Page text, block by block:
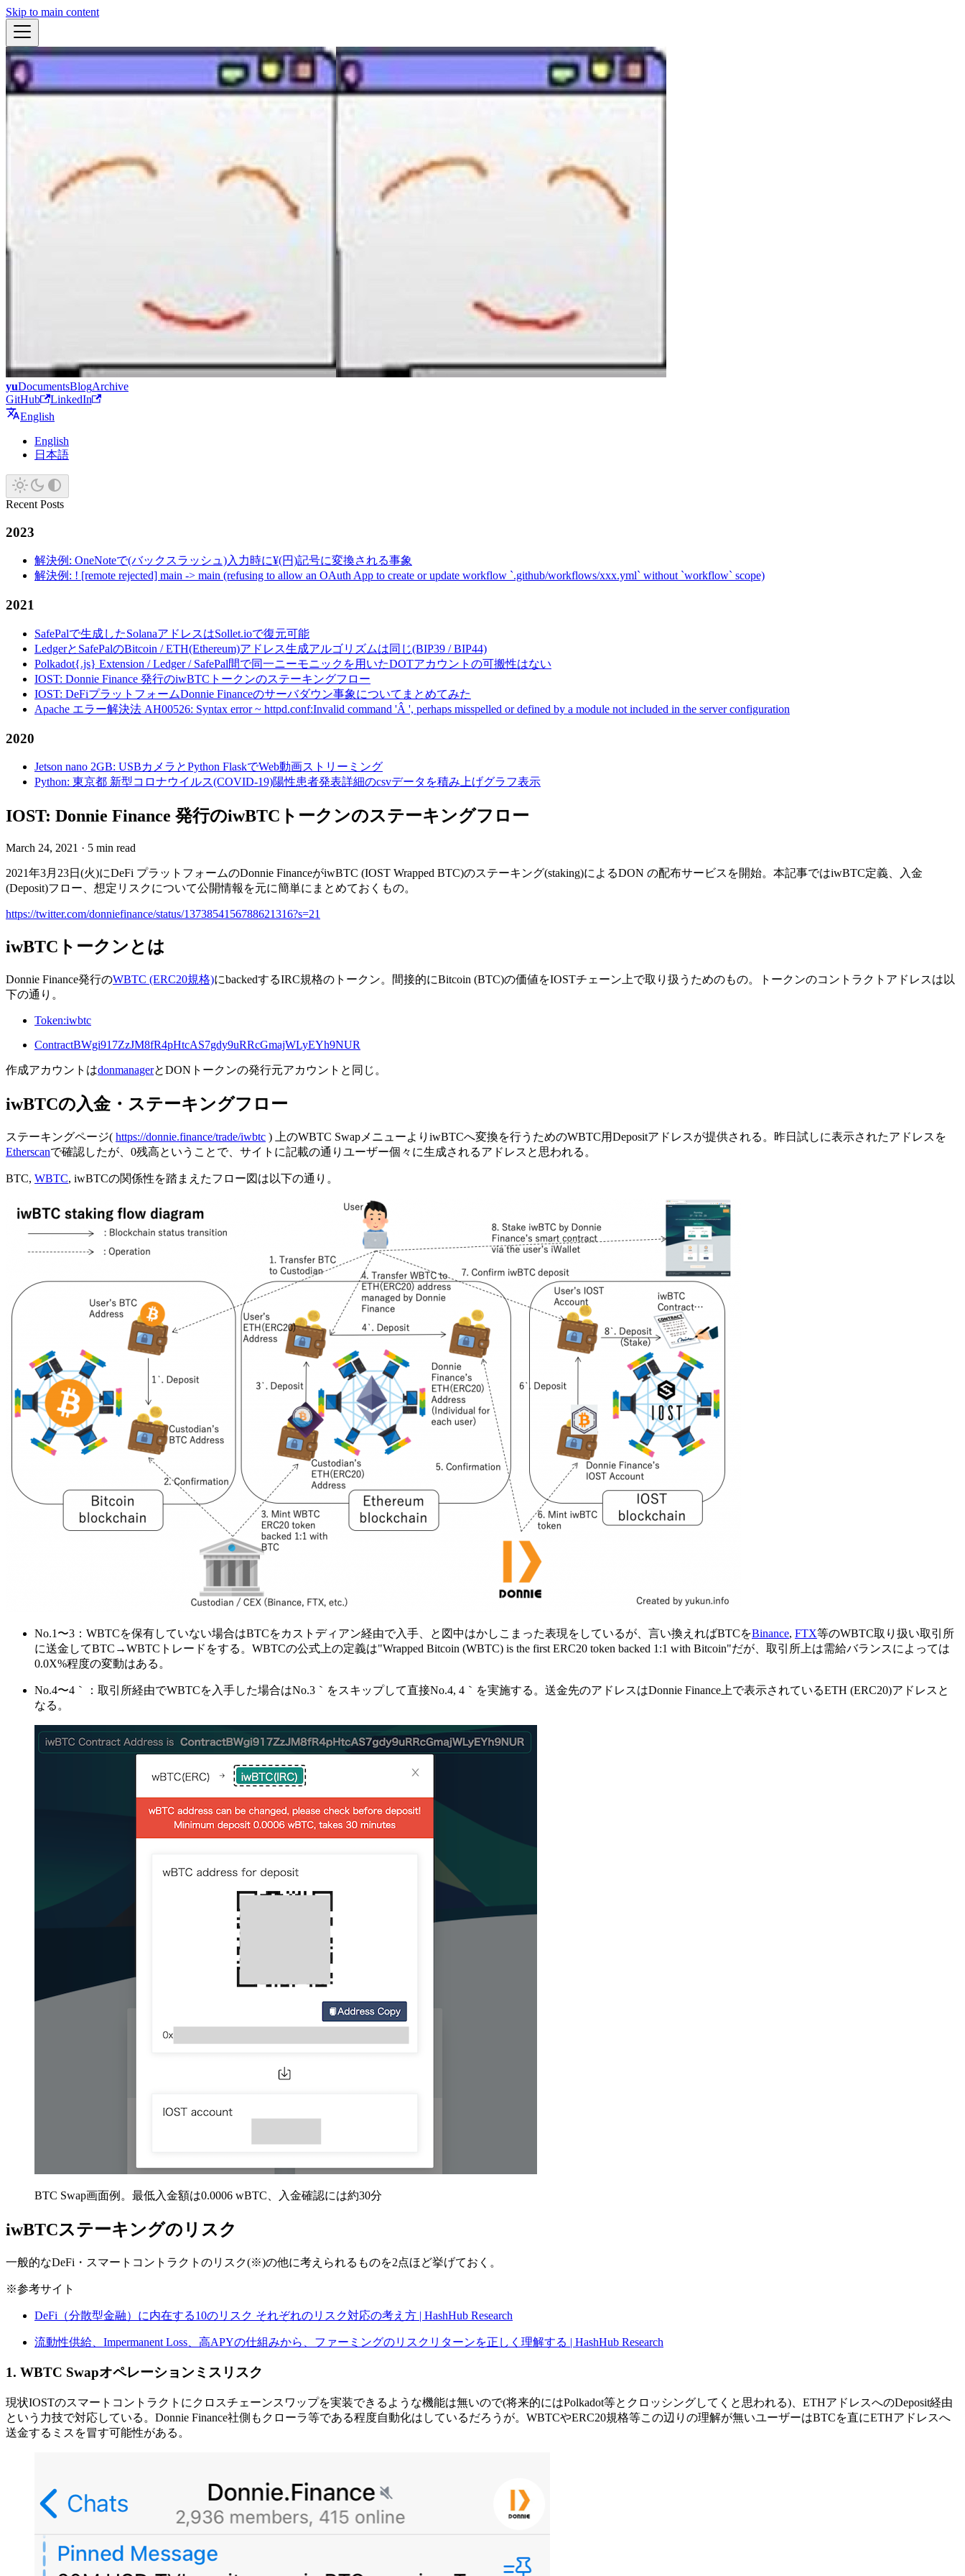
Skip to main content
yuDocumentsBlogArchive
GitHub
LinkedIn
English
English
日本語
Recent Posts
2023
解決例: OneNoteで(バックスラッシュ)入力時に¥(円)記号に変換される事象
解決例: ! [remote rejected] main -> main (refusing to allow an OAuth App to create or update workflow `.github/workflows/xxx.yml` without `workflow` scope)
2021
SafePalで生成したSolanaアドレスはSollet.ioで復元可能
LedgerとSafePalのBitcoin / ETH(Ethereum)アドレス生成アルゴリズムは同じ(BIP39 / BIP44)
Polkadot{.js} Extension / Ledger / SafePal間で同一ニーモニックを用いたDOTアカウントの可搬性はない
IOST: Donnie Finance 発行のiwBTCトークンのステーキングフロー
IOST: DeFiプラットフォームDonnie Financeのサーバダウン事象についてまとめてみた
Apache エラー解決法 AH00526: Syntax error ~ httpd.conf:Invalid command 'Â ', perhaps misspelled or defined by a module not included in the server configuration
2020
Jetson nano 2GB: USBカメラとPython FlaskでWeb動画ストリーミング
Python: 東京都 新型コロナウイルス(COVID-19)陽性患者発表詳細のcsvデータを積み上げグラフ表示
IOST: Donnie Finance 発行のiwBTCトークンのステーキングフロー
March 24, 2021 · 5 min read
2021年3月23日(火)にDeFi プラットフォームのDonnie FinanceがiwBTC (IOST Wrapped BTC)のステーキング(staking)によるDON の配布サービスを開始。本記事ではiwBTC定義、入金
(Deposit)フロー、想定リスクについて公開情報を元に簡単にまとめておくもの。
https://twitter.com/donniefinance/status/1373854156788621316?s=21
iwBTCトークンとは
Donnie Finance発行のWBTC (ERC20規格)にbackedするIRC規格のトークン。間接的にBitcoin (BTC)の価値をIOSTチェーン上で取り扱うためのもの。トークンのコントラクトアドレスは以
下の通り。
Token:iwbtc
ContractBWgi917ZzJM8fR4pHtcAS7gdy9uRRcGmajWLyEYh9NUR
作成アカウントはdonmanagerとDONトークンの発行元アカウントと同じ。
iwBTCの入金・ステーキングフロー
ステーキングページ( https://donnie.finance/trade/iwbtc ) 上のWBTC SwapメニューよりiwBTCへ変換を行うためのWBTC用Depositアドレスが提供される。昨日試しに表示されたアドレスを
Etherscanで確認したが、0残高ということで、サイトに記載の通りユーザー個々に生成されるアドレスと思われる。
BTC, WBTC, iwBTCの関係性を踏まえたフロー図は以下の通り。
No.1〜3：WBTCを保有していない場合はBTCをカストディアン経由で入手、と図中はかしこまった表現をしているが、言い換えればBTCをBinance, FTX等のWBTC取り扱い取引所
に送金してBTC→WBTCトレードをする。WBTCの公式上の定義は"Wrapped Bitcoin (WBTC) is the first ERC20 token backed 1:1 with Bitcoin"だが、取引所上は需給バランスによっては
0.0X%程度の変動はある。
No.4〜4｀：取引所経由でWBTCを入手した場合はNo.3｀をスキップして直接No.4, 4｀を実施する。送金先のアドレスはDonnie Finance上で表示されているETH (ERC20)アドレスと
なる。
BTC Swap画面例。最低入金額は0.0006 wBTC、入金確認には約30分
iwBTCステーキングのリスク
一般的なDeFi・スマートコントラクトのリスク(※)の他に考えられるものを2点ほど挙げておく。
※参考サイト
DeFi（分散型金融）に内在する10のリスク それぞれのリスク対応の考え方 | HashHub Research
流動性供給、Impermanent Loss、高APYの仕組みから、ファーミングのリスクリターンを正しく理解する | HashHub Research
1. WBTC Swapオペレーションミスリスク
現状IOSTのスマートコントラクトにクロスチェーンスワップを実装できるような機能は無いので(将来的にはPolkadot等とクロッシングしてくと思われる)、ETHアドレスへのDeposit経由
という力技で対応している。Donnie Finance社側もクローラ等である程度自動化はしているだろうが。WBTCやERC20規格等この辺りの理解が無いユーザーはBTCを直にETHアドレスへ
送金するミスを冒す可能性がある。